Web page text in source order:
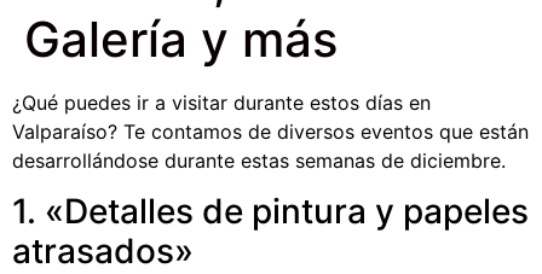
Galería y más
¿Qué puedes ir a visitar durante estos días en
Valparaíso? Te contamos de diversos eventos que están
desarrollándose durante estas semanas de diciembre.
1. «Detalles de pintura y papeles
atrasados»